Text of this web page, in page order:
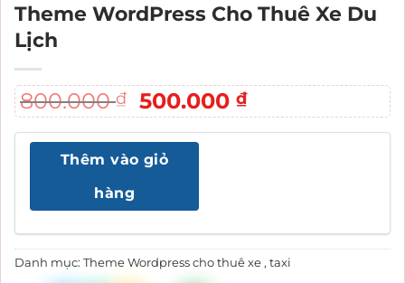
Theme WordPress Cho Thuê Xe Du
Lịch
800.000₫
Giá
gốc
là:
800.000 ₫.
500.000₫Giá
hiện
Thêm vào giỏ
hàng
Danh mục: Theme Wordpress cho thuê xe , taxi